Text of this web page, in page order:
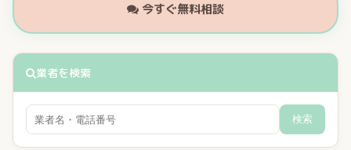
今すぐ無料相談
業者を検索
検索